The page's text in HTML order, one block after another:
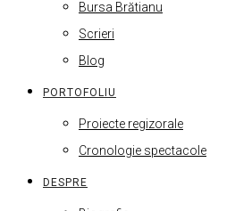
Bursa Brătianu
Scrieri
Blog
PORTOFOLIU
Proiecte regizorale
Cronologie spectacole
DESPRE